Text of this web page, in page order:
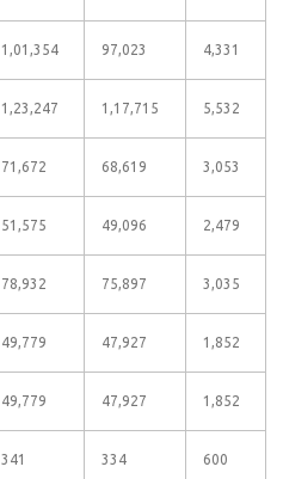
1,01,354 97,023 4,331
1,23,247 1,17,715 5,532
71,672 68,619 3,053
51,575 49,096 2,479
78,932 75,897 3,035
49,779 47,927 1,852
49,779 47,927 1,852
341 334 600